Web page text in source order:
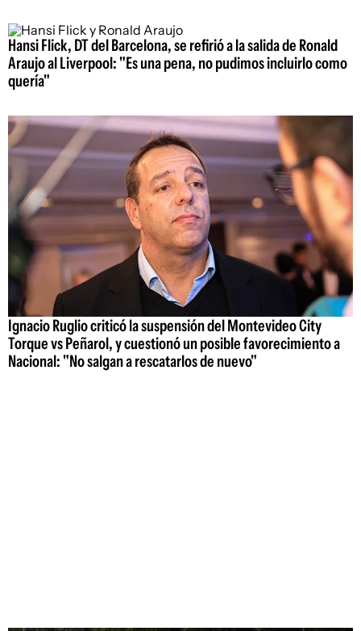
Hansi Flick, DT del Barcelona, se refirió a la salida de Ronald
Araujo al Liverpool: "Es una pena, no pudimos incluirlo como
quería"
Ignacio Ruglio criticó la suspensión del Montevideo City
Torque vs Peñarol, y cuestionó un posible favorecimiento a
Nacional: "No salgan a rescatarlos de nuevo"